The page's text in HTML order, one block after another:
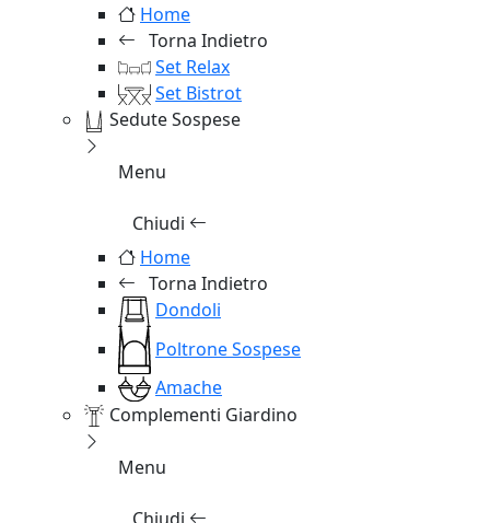
Home
Torna Indietro
Set Relax
Set Bistrot
Sedute Sospese
Menu
Chiudi
Home
Torna Indietro
Dondoli
Poltrone Sospese
Amache
Complementi Giardino
Menu
Chiudi